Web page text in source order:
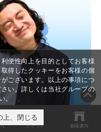
チケット 劇場案内
便性向上を目的としてお客様
得したクッキーをお客様の個
ございます。以上の事項につ
い。詳しくは当社グループの
。
上、閉じる